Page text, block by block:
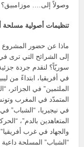
وصولاً إلى….
تنظيمات أصولية مسلحة
ماذا عن حضور المشروع
إلى الشرائح التي ترى في
سوريّاً؟ لنقدم جردة
في أفريقيا، ابتداءً من
الملثمين” في الجزائر،
المتمدّد في المغرب وتونس
في نيجيريا، “الشباب”
المتعاهدين بالدم”،
“الشباب” المسلحة